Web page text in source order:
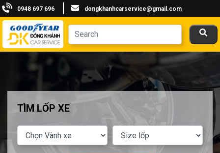
0948 697 696 dongkhanhcarservice@gmail.com
TÌM LỐP XE